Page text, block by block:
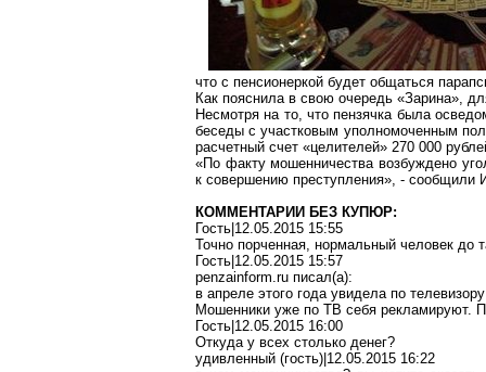
что с пенсионеркой будет общаться
Как пояснила в свою очередь «Зарина»,
Несмотря на то, что пензячка была
беседы с участковым уполномоченным
расчетный счет «целителей» 270 000
«По факту мошенничества возбуждено
к совершению преступления», -
КОММЕНТАРИИ БЕЗ КУПЮР:
Гость|12.05.2015 15:55
Точно порченная, нормальный человек до
Гость |12.05.2015 15:57
penzainform.ru писал(a):
в апреле этого года увидела по
Мошенники уже по ТВ себя рекламируют.
Гость|12.05.2015 16:00
Откуда у всех столько денег?
удивленный (гость)|12.05.2015 16:22